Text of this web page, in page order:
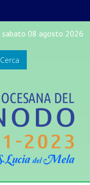
sabato 08 agosto 2026
Cerca